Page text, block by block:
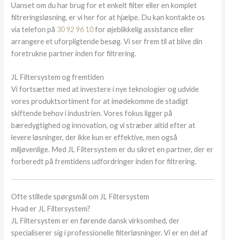
Uanset om du har brug for et enkelt filter eller en komplet
filtreringsløsning, er vi her for at hjælpe. Du kan kontakte os
via telefon på 30 92 96 10for øjeblikkelig assistance eller
arrangere et uforpligtende besøg. Vi ser frem til at blive din
foretrukne partner inden for filtrering.
JL Filtersystem og fremtiden
Vi fortsætter med at investere i nye teknologier og udvide
vores produktsortiment for at imødekomme de stadigt
skiftende behov i industrien. Vores fokus ligger på
bæredygtighed og innovation, og vi stræber altid efter at
levere løsninger, der ikke kun er effektive, men også
miljøvenlige. Med JL Filtersystem er du sikret en partner, der er
forberedt på fremtidens udfordringer inden for filtrering.
Ofte stillede spørgsmål om JL Filtersystem
Hvad er JL Filtersystem?
JL Filtersystem er en førende dansk virksomhed, der
specialiserer sig i professionelle filterløsninger. Vi er en del af